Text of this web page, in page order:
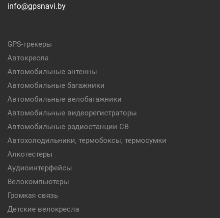
info@gpsnavi.by
GPS-трекеры
Автокресла
Автомобильные антенны
Автомобильные багажники
Автомобильные велобагажники
Автомобильные видеорегистраторы
Автомобильные радиостанции CB
Автохолодильники, термобоксы, термосумки
Алкотестеры
Аудиоинтерфейсы
Велокомпьютеры
Громкая связь
Детские велокресла